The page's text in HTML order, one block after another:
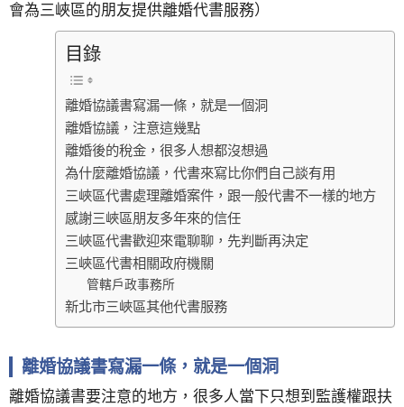
會為三峽區的朋友提供離婚代書服務）
目錄
離婚協議書寫漏一條，就是一個洞
離婚協議，注意這幾點
離婚後的稅金，很多人想都沒想過
為什麼離婚協議，代書來寫比你們自己談有用
三峽區代書處理離婚案件，跟一般代書不一樣的地方
感謝三峽區朋友多年來的信任
三峽區代書歡迎來電聊聊，先判斷再決定
三峽區代書相關政府機關
管轄戶政事務所
新北市三峽區其他代書服務
離婚協議書寫漏一條，就是一個洞
離婚協議書要注意的地方，很多人當下只想到監護權跟扶